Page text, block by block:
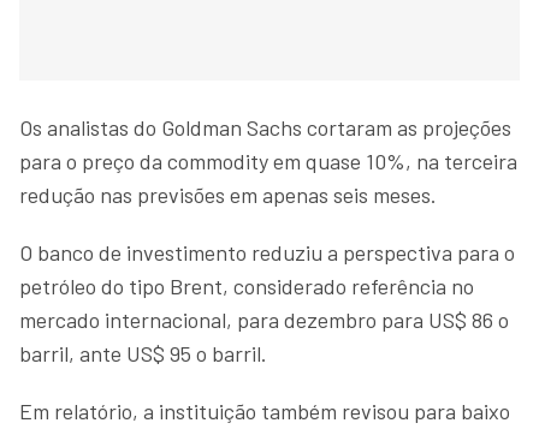
Os analistas do Goldman Sachs cortaram as projeções
para o preço da commodity em quase 10%, na terceira
redução nas previsões em apenas seis meses.
O banco de investimento reduziu a perspectiva para o
petróleo do tipo Brent, considerado referência no
mercado internacional, para dezembro para US$ 86 o
barril, ante US$ 95 o barril.
Em relatório, a instituição também revisou para baixo